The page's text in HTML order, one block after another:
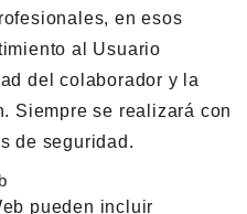
en esos
al Usuario
del colaborador y la
Siempre se realizará con
de seguridad.
pueden incluir